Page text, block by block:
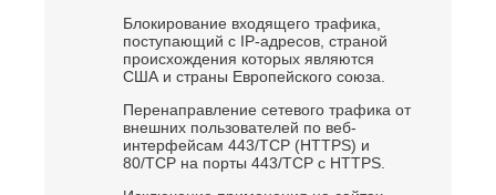
Блокирование входящего трафика,
поступающий с IP-адресов, страной
происхождения которых являются
США и страны Европейского союза.
Перенаправление сетевого трафика от
внешних пользователей по веб-
интерфейсам 443/TCP (HTTPS) и
80/TCP на порты 443/TCP с HTTPS.